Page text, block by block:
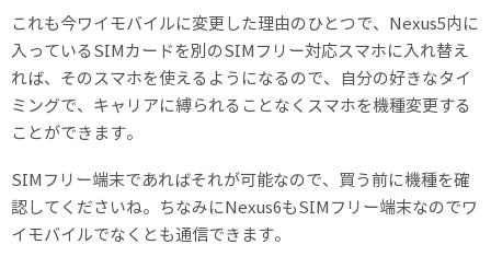
これも今ワイモバイルに変更した理由のひとつで、Nexus5内に
入っているSIMカードを別のSIMフリー対応スマホに入れ替え
れば、そのスマホを使えるようになるので、自分の好きなタイ
ミングで、キャリアに縛られることなくスマホを機種変更する
ことができます。
SIMフリー端末であればそれが可能なので、買う前に機種を確
認してくださいね。ちなみにNexus6もSIMフリー端末なのでワ
イモバイルでなくとも通信できます。